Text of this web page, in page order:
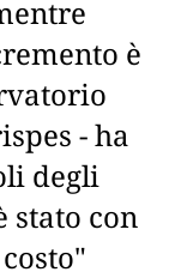
è
- ha
degli
stato con